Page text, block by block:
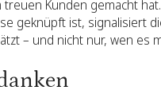
Kunden gemacht hat.
geknüpft ist, signalisiert
– und nicht nur, wen es